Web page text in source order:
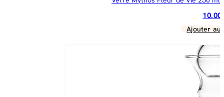
10.00
Ajouter au